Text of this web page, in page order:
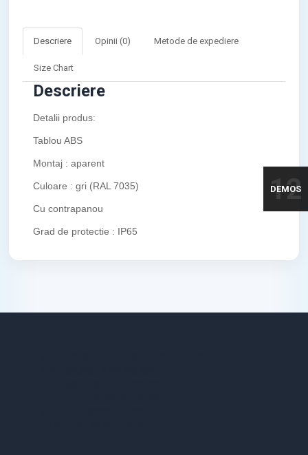
Descriere Opinii (0) Metode de expediere
Size Chart
Descriere
Detalii produs:
Tablou ABS
Montaj : aparent
Culoare : gri (RAL 7035)
Cu contrapanou
Grad de protectie : IP65
DEMOS
12